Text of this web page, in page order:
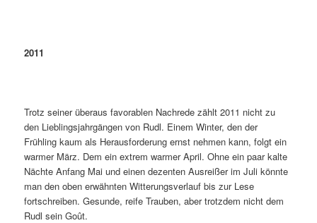
2011
Trotz seiner überaus favorablen Nachrede zählt 2011 nicht zu
den Lieblingsjahrgängen von Rudl. Einem Winter, den der
Frühling kaum als Herausforderung ernst nehmen kann, folgt ein
warmer März. Dem ein extrem warmer April. Ohne ein paar kalte
Nächte Anfang Mai und einen dezenten Ausreißer im Juli könnte
man den oben erwähnten Witterungsverlauf bis zur Lese
fortschreiben. Gesunde, reife Trauben, aber trotzdem nicht dem
Rudl sein Goût.